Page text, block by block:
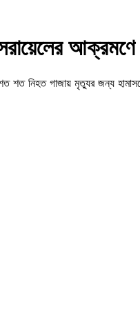
নিহত গাজায় মৃত্যুর জন্য